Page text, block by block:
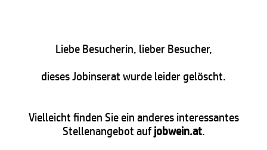
Liebe Besucherin, lieber Besucher,
dieses Jobinserat wurde leider gelöscht.
Vielleicht finden Sie ein anderes interessantes
Stellenangebot aufjobwein.at.